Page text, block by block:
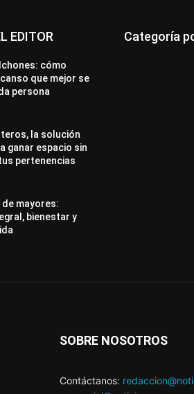
EDITOR
cómo
que mejor se
persona
la solución
ganar espacio sin
pertenencias
de mayores:
bienestar y
Categoría
SOBRE NOSOTROS
Contáctanos: